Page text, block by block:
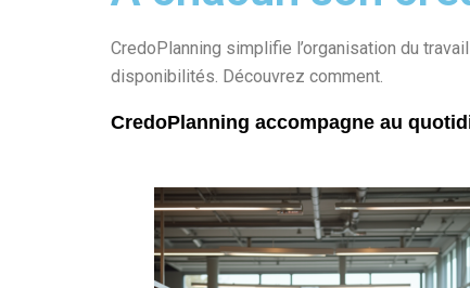
CredoPlanning simplifie l’organisation du
disponibilités . Découvrez comment.
CredoPlanning accompagne au